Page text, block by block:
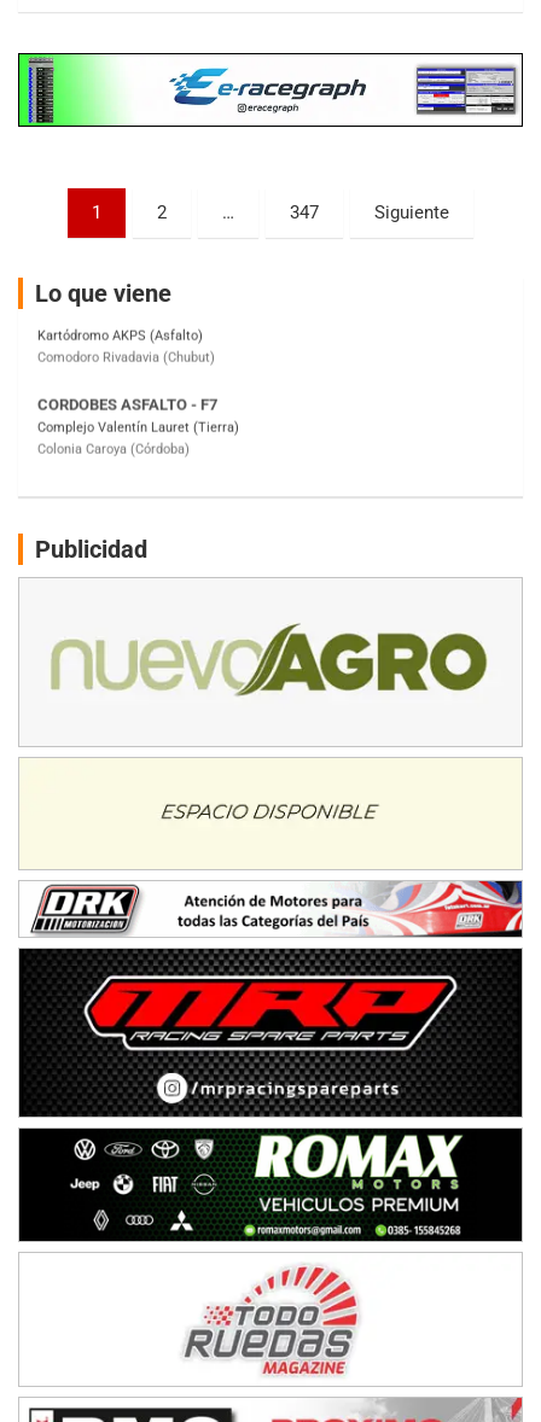
Paginación
entradas
1 2 … 347 Siguiente
Lo que viene
APAK - F6
Zárate (Buenos Aires)
PROKART METROPOLITANO - F1
Rubén Luis Di Palma (Asfalto)
Kartódromo AKPS (Asfalto)
Comodoro Rivadavia (Chubut)
CORDOBES ASFALTO - F7
Complejo Valentín Lauret (Tierra)
Colonia Caroya (Córdoba)
Parque de la Velocidad (Asfalto)
Villaguay (Entre Ríos)
Hugo "Gato" Molini (Tierra)
RIOJANO - F6
PROKART NEUQUINO - F6
Autódromo de Neuquén (Asfalto)
CENTRO BONAERENSE - F6
APAK - F6
Ciudad de Zárate (Asfalto)
Zárate (Buenos Aires)
PROKART METROPOLITANO - F1
Rubén Luis Di Palma (Asfalto)
Ciudad Evita (Buenos Aires)
AKPS - F6
Kartódromo AKPS (Asfalto)
Comodoro Rivadavia (Chubut)
CORDOBES ASFALTO - F7
Complejo Valentín Lauret (Tierra)
Parque de la Velocidad (Asfalto)
SUR ENTRERRIANO - F6
Publicidad